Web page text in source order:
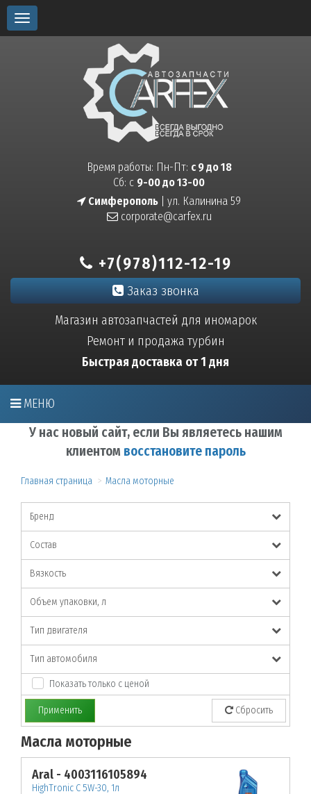
Toggle
navigation
Время работы: Пн-Пт: с 9 до 18
Сб: с 9-00 до 13-00
Симферополь | ул. Калинина 59
corporate@carfex.ru
+7(978)112-12-19
Заказ звонка
Магазин автозапчастей для иномарок
Ремонт и продажа турбин
Быстрая доставка от 1 дня
МЕНЮ
У нас новый сайт, если Вы являетесь нашим
клиентом восстановите пароль
Главная страница Масла моторные
Бренд
Состав
Вязкость
Объем упаковки, л
Тип двигателя
Тип автомобиля
Показать только с ценой
Применить Сбросить
Масла моторные
Aral - 4003116105894
HighTronic C 5W-30, 1л
По заданным параметрам товары не найдены!